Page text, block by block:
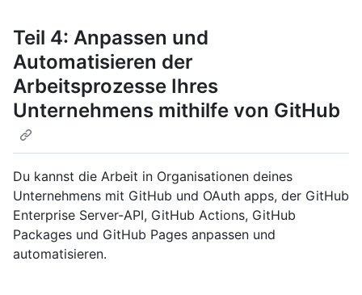
Teil 4: Anpassen und
Automatisieren der
Arbeitsprozesse Ihres
Unternehmens mithilfe von GitHub
Du kannst die Arbeit in Organisationen deines
Unternehmens mit GitHub und OAuth apps, der GitHub
Enterprise Server-API, GitHub Actions, GitHub
Packages und GitHub Pages anpassen und
automatisieren.